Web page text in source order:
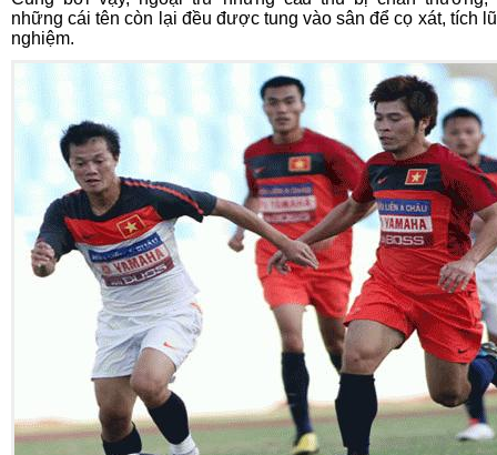
những cái tên còn lại đều được tung vào sân để cọ xát, tích
nghiệm.